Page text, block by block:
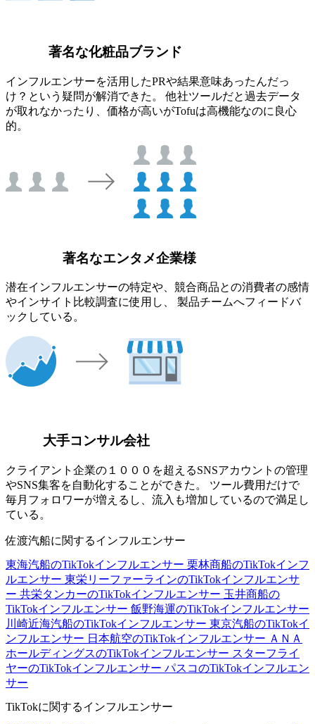
著名な化粧品ブランド
インフルエンサーを活用したPRや結果意味あったんだっ
け？という疑問が解消できた。 他社ツールだと過去データ
が取れなかったり、価格が高いがTofuは高機能なのに良心
的。
著名なエンタメ企業様
潜在インフルエンサーの特定や、競合商品との消費者の感情
やインサイト比較調査に使用し、 製品チームへフィードバ
ックしている。
大手コンサル会社
クライアント企業の１０００を超えるSNSアカウントの管理
やSNS集客を自動化することができた。 ツール費用だけで
毎月フォロワーが増えるし、流入も増加しているので満足し
ている。
佐渡汽船に関するインフルエンサー
東海汽船のTikTokインフルエンサー 栗林商船のTikTokインフ
ルエンサー 東栄リーファーラインのTikTokインフルエンサ
ー 共栄タンカーのTikTokインフルエンサー 玉井商船の
TikTokインフルエンサー 飯野海運のTikTokインフルエンサー
川崎近海汽船のTikTokインフルエンサー 東京汽船のTikTokイ
ンフルエンサー 日本航空のTikTokインフルエンサー ＡＮＡ
ホールディングスのTikTokインフルエンサー スターフライ
ヤーのTikTokインフルエンサー パスコのTikTokインフルエン
サー
TikTokに関するインフルエンサー